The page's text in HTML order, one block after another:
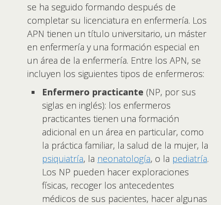
se ha seguido formando después de
completar su licenciatura en enfermería. Los
APN tienen un título universitario, un máster
en enfermería y una formación especial en
un área de la enfermería. Entre los APN, se
incluyen los siguientes tipos de enfermeros:
Enfermero practicante (NP, por sus
siglas en inglés): los enfermeros
practicantes tienen una formación
adicional en un área en particular, como
la práctica familiar, la salud de la mujer, la
psiquiatría, la neonatología, o la pediatría.
Los NP pueden hacer exploraciones
físicas, recoger los antecedentes
médicos de sus pacientes, hacer algunas